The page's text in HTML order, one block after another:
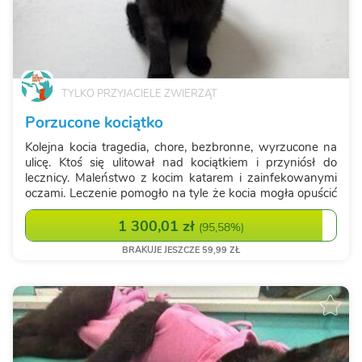
TYLKO PRZYJACIELE ZWIERZĄT
Porzucone kociątko
Kolejna kocia tragedia, chore, bezbronne, wyrzucone na
ulicę. Ktoś się ulitował nad kociątkiem i przyniósł do
lecznicy. Maleństwo z kocim katarem i zainfekowanymi
oczami. Leczenie pomogło na tyle że kocia mogła opuścić
lecznicę i pojechać do domu tymczasowego. Niestety koci
katar wrócił, podajemy...1 300,01 zł (95,58%)
BRAKUJE JESZCZE 59,99 ZŁ